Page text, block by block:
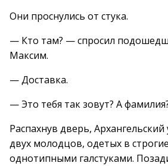
Они проснулись от стука.
— Кто там? — спросил
Максим.
— Доставка.
— Это тебя так зовут? А
Распахнув дверь,
двух молодцов, одетых в
однотипными галстуками.